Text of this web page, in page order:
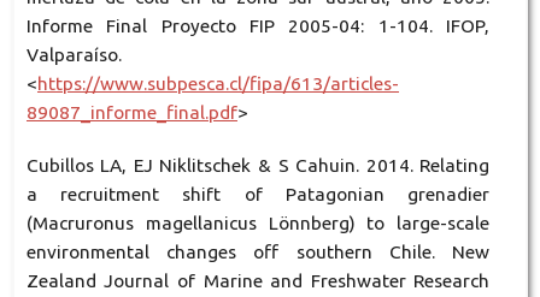
Informe Final Proyecto FIP 2005-04: 1-104. IFOP,
Valparaíso.
<https://www.subpesca.cl/fipa/613/articles-
89087_informe_final.pdf>
Cubillos LA, EJ Niklitschek & S Cahuin. 2014. Relating
a recruitment shift of Patagonian grenadier
(Macruronus magellanicus Lönnberg) to large-scale
environmental changes off southern Chile. New
Zealand Journal of Marine and Freshwater Research